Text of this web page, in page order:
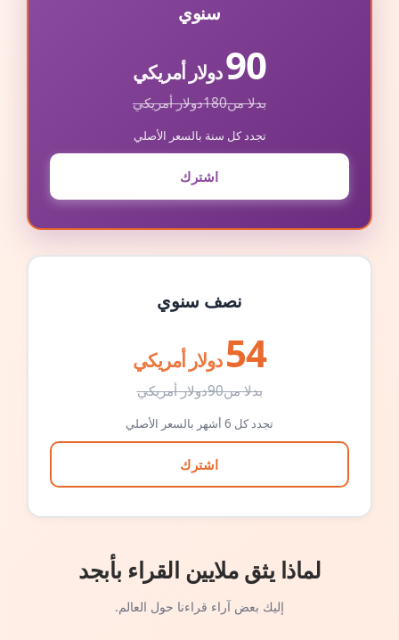
سنوي
90دولار أمريكي
بدلا من180دولار أمريكي
تجدد كل سنة بالسعر الأصلي
اشترك
نصف سنوي
54 دولار أمريكي
بدلا من90دولار أمريكي
تجدد كل 6 أشهر بالسعر الأصلي
اشترك
لماذا يثق ملايين القراء بأبجد
إليك بعض آراء قراءنا حول العالم.